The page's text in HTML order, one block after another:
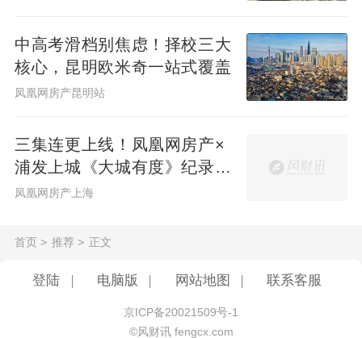
台、卫生间台面，一一贴上定制级静电防护
膜，确保每一处都防护到位，不让崭新的空
间留下丝毫划痕。
另一个是“白手套交付”，这在上海更是独一份
——交付前，工程师会戴上崭新的白手套，
中高考滑档别焦虑！择校三大
核心，昆明欧米奇一站式覆盖
凤凰网房产昆明站
三集连更上线！凤凰网房产×
浦发上城《大城有度》纪录片
见证一座百万方大城生长
凤凰网房产上海
首页 > 推荐 > 正文
登陆 电脑版 网站地图 联系客服
京ICP备20021509号-1
©风财讯 fengcx.com